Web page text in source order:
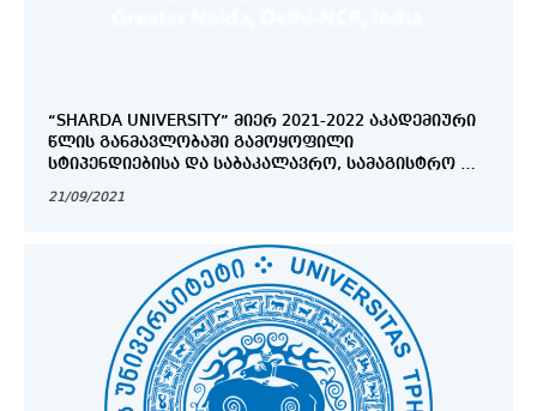
“SHARDA UNIVERSITY” ᲛᲘᲔᲠ 2021-2022 ᲐᲙᲐᲓᲔᲛᲘᲣᲠᲘ
ᲬᲚᲘᲡ ᲒᲐᲜᲛᲐᲕᲚᲝᲑᲐᲨᲘ ᲒᲐᲛᲝᲧᲝᲤᲘᲚᲘ
ᲡᲢᲘᲞᲔᲜᲓᲘᲔᲑᲘᲡᲐ ᲓᲐ ᲡᲐᲑᲐᲙᲐᲚᲐᲕᲠᲝ, ᲡᲐᲛᲐᲒᲘᲡᲢᲠᲝ ᲓᲐ
21/09/2021